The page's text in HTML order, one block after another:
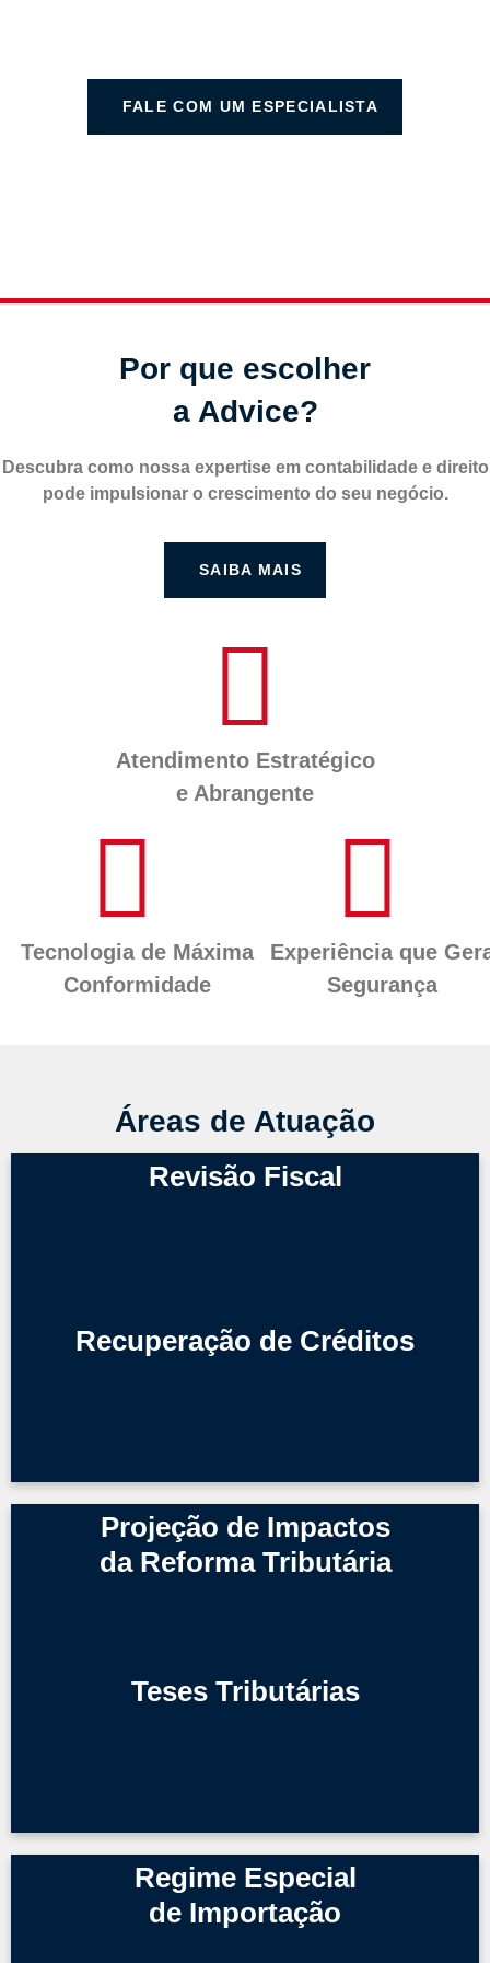
FALE COM UM ESPECIALISTA
Por que escolher
a Advice?
Descubra como nossa expertise em contabilidade e direito
pode impulsionar o crescimento do seu negócio.
SAIBA MAIS
Atendimento Estratégico
e Abrangente
Tecnologia de Máxima
Conformidade
Experiência que
Segurança
Áreas de Atuação
Revisão Fiscal
Recuperação de Créditos
Projeção de Impactos
da Reforma Tributária
Teses Tributárias
Regime Especial
de Importação